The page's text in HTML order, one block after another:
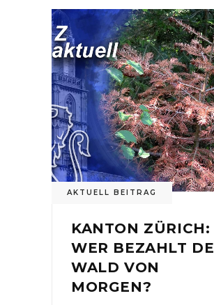
AKTUELL BEITRAG
KANTON ZÜRICH:
WER BEZAHLT
WALD VON
MORGEN?